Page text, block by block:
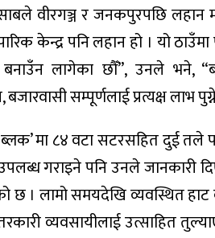
वीरगञ्ज र जनकपुरपछि
केन्द्र पनि लहान हो । यो
लागेका छौँ”, उनले भने,
सम्पूर्णलाई प्रत्यक्ष लाभ
मा ८४ वटा सटरसहित दुई तले
गराइने पनि उनले जानकारी
छ । लामो समयदेखि व्यवस्थित
व्यवसायीलाई उत्साहित